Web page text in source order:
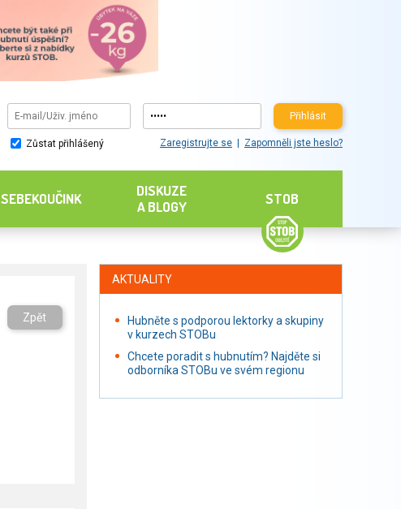
Přihlásit
Zůstat přihlášený Zaregistrujte se Zapomněli jste heslo?
SEBEKOUČINK
DISKUZE
A BLOGY
STOB
Zpět
AKTUALITY
Hubněte s podporou lektorky a skupiny
v kurzech STOBu
Chcete poradit s hubnutím? Najděte si
odborníka STOBu ve svém regionu